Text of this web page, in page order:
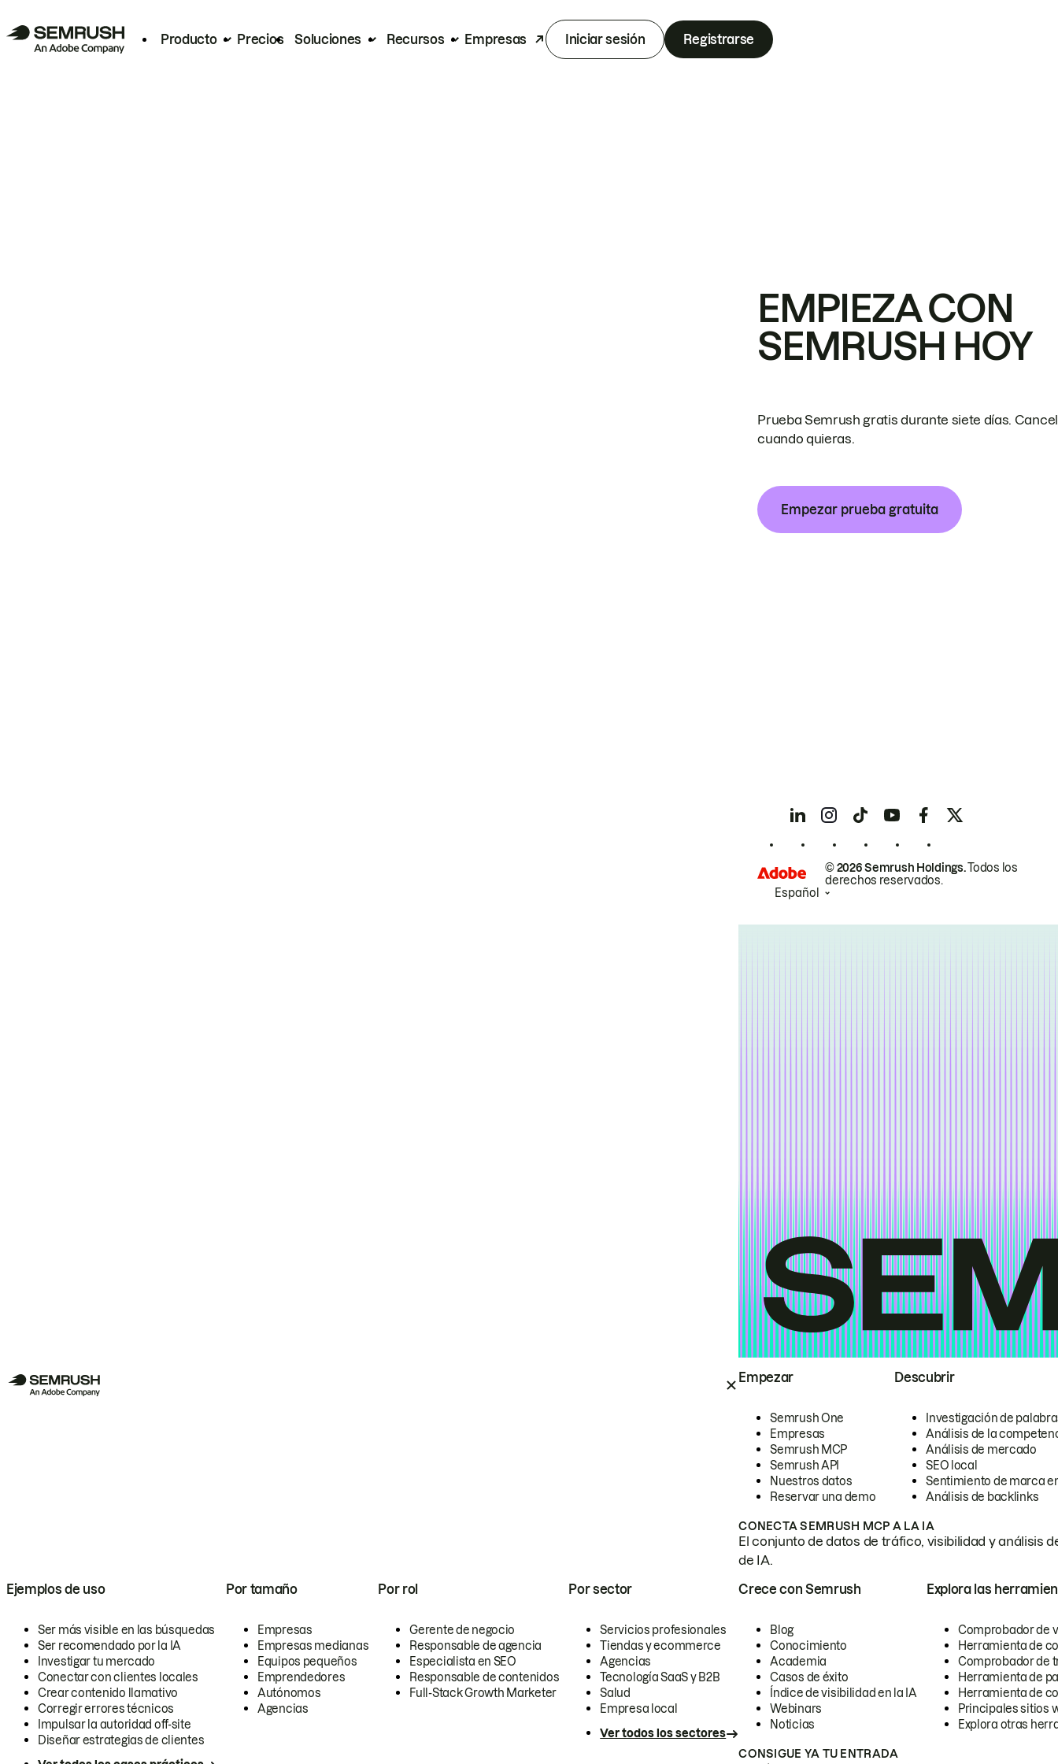
Producto Precios Soluciones Recursos Empresas Iniciar sesión Registrarse
Empezar
Semrush One
Empresas
Semrush MCP
Semrush API
Nuestros datos
Reservar una demo
Descubrir
Investigación de
Análisis de la
Análisis de mercado
SEO local
Sentimiento de marca
Análisis de backlinks
CONECTA SEMRUSH MCP A LA IA
El conjunto de datos de tráfico, visibilidad y análisis
de IA.
Ejemplos de uso
Ser más visible en las búsquedas
Ser recomendado por la IA
Investigar tu mercado
Conectar con clientes locales
Crear contenido llamativo
Corregir errores técnicos
Impulsar la autoridad off-site
Diseñar estrategias de clientes
Por tamaño
Empresas
Empresas medianas
Equipos pequeños
Emprendedores
Autónomos
Agencias
Por rol
Gerente de negocio
Responsable de agencia
Especialista en SEO
Responsable de contenidos
Full-Stack Growth Marketer
Por sector
Servicios profesionales
Tiendas y ecommerce
Agencias
Tecnología SaaS y B2B
Salud
Empresa local
Ver todos los sectores
Crece con Semrush
Blog
Conocimiento
Academia
Casos de éxito
Índice de visibilidad en la IA
Webinars
Noticias
Explora las
Comprobador de
Herramienta de
Comprobador de
Herramienta de
Herramienta de
Principales sitios
Explora otras
CONSIGUE YA TU ENTRADA
EMPIEZA CON
SEMRUSH HOY
Prueba Semrush gratis durante siete días.
cuando quieras.
Empezar prueba gratuita
© 2026 Semrush Holdings.Todos los
derechos reservados.
Español